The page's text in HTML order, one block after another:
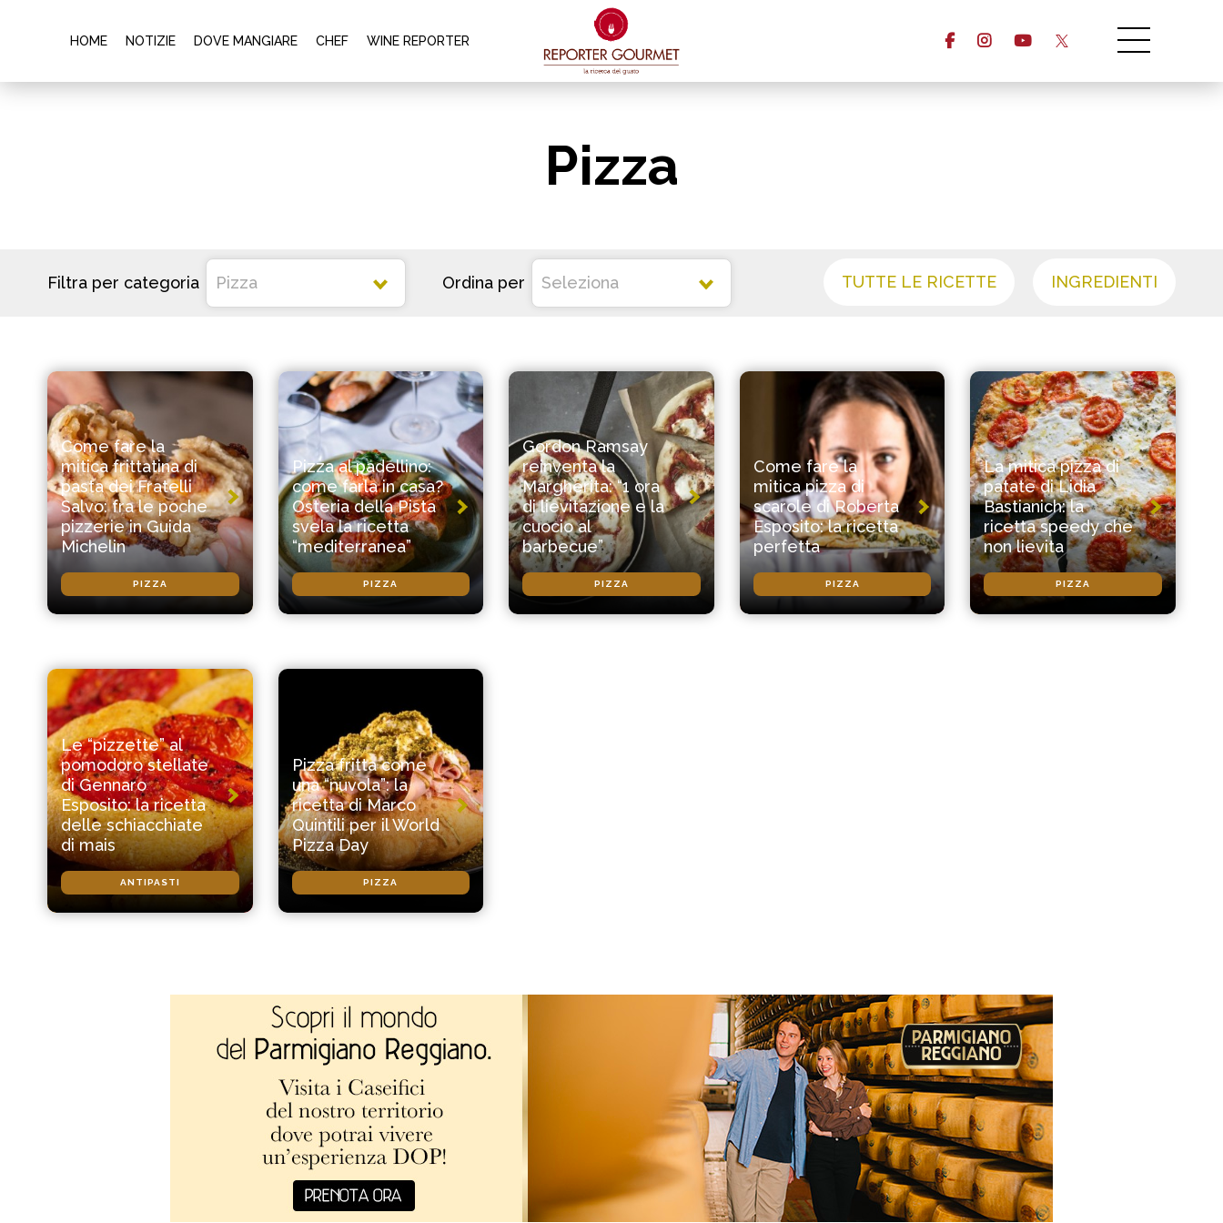
HOME NOTIZIE DOVE MANGIARE CHEF WINE REPORTER
Pizza
Filtra per categoria Ordina per INGREDIENTI
TUTTE LE RICETTE
Come fare la
mitica frittatina di
pasta dei Fratelli
Salvo: fra le poche
pizzerie in Guida
Michelin
PIZZA
Pizza al padellino:
come farla in casa?
Osteria della Pista
svela la ricetta
“mediterranea”
PIZZA
Gordon Ramsay
reinventa la
Margherita: “1 ora
di lievitazione e la
cuocio al
barbecue”
PIZZA
Come fare la
mitica pizza di
scarole di Roberta
Esposito: la ricetta
perfetta
PIZZA
La mitica pizza di
patate di Lidia
Bastianich: la
ricetta speedy che
non lievita
PIZZA
Le “pizzette” al
pomodoro stellate
di Gennaro
Esposito: la ricetta
delle schiacchiate
di mais
ANTIPASTI
Pizza fritta come
una “nuvola”: la
ricetta di Marco
Quintili per il World
Pizza Day
PIZZA